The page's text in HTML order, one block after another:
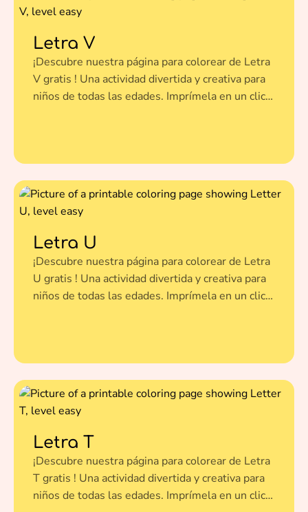
Letra V
¡Descubre nuestra página para colorear de Letra
V gratis ! Una actividad divertida y creativa para
niños de todas las edades. Imprímela en un clic y
Letra U
¡Descubre nuestra página para colorear de Letra
U gratis ! Una actividad divertida y creativa para
niños de todas las edades. Imprímela en un clic y
Letra T
¡Descubre nuestra página para colorear de Letra
T gratis ! Una actividad divertida y creativa para
niños de todas las edades. Imprímela en un clic y